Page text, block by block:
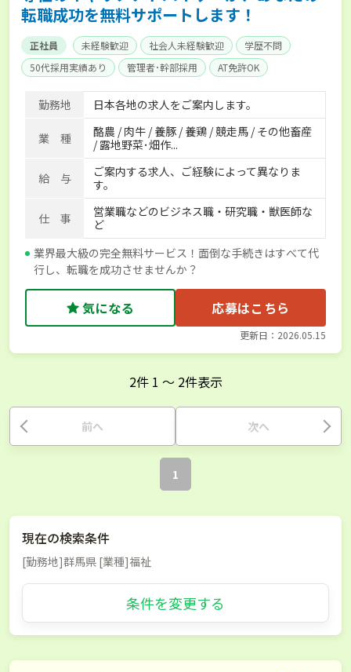
転職成功を無料サポートします！
正社員 未経験歓迎 社会人未経験歓迎
学歴不問
50代採用実績あり
管理者･幹部採用
AT免許OK
家賃補助制度あり
食事補助あり
残業月20時間以内
賞与実績あり
年間休日100日以上
経験者優遇
独立支援可能
社会保険完備 単身寮あり
世帯寮あり
寮･社宅相談可
勤務地 日本各地の求人をご案内します。
業 種
酪農 / 肉牛 / 養豚 / 養鶏 / 競走馬 / その他畜産
/ 露地野菜･畑作...
給 与
ご案内する求人、ご経験によって異なりま
す。
仕 事
営業職などのビジネス職・研究職・獣医師な
ど
業界最大級の完全無料サービス！面倒な手続きはすべて代
行し、転職を成功させませんか？
気になる 応募はこちら
更新日：2026.05.15
2件 1 〜 2件表示
前へ 次へ
1
現在の検索条件
[勤務地]群馬県 [業種]福祉
条件を変更する